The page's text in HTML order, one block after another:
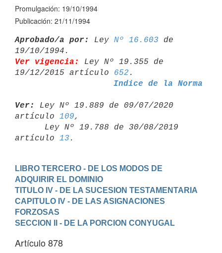
Promulgación: 19/10/1994
Publicación: 21/11/1994
Aprobado/a por: Ley Nº 16.603 de
Ver vigencia:
Ley Nº 19.355 de
19/12/2015 artículo 652
Indice de la Norma
Ver:
Ley Nº 19.889 de 09/07/2020
artículo 109,
artículo 13
LIBRO TERCERO - DE LOS MODOS DE
ADQUIRIR EL DOMINIO
TITULO IV - DE LA SUCESION TESTAMENTARIA
CAPITULO IV - DE LAS ASIGNACIONES
FORZOSAS
SECCION II - DE LA PORCION CONYUGAL
Artículo 878